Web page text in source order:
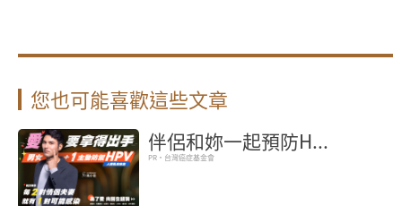
您也可能喜歡這些文章
伴侶和妳一起預防H...
PR・台灣癌症基金會